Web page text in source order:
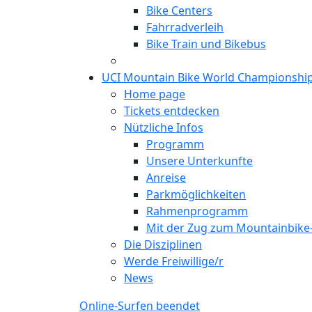
Bike Centers
Fahrradverleih
Bike Train und Bikebus
UCI Mountain Bike World
Home page
Tickets entdecken
Nützliche Infos
Programm
Unsere Unterkunfte
Anreise
Parkmöglichkeiten
Rahmenprogramm
Mit der Zug zum
Die Disziplinen
Werde Freiwillige/r
News
Online-Surfen beendet